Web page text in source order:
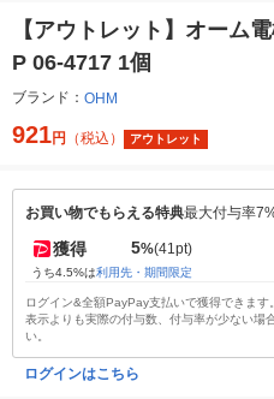
【アウトレット】オーム
P 06-4717 1個
ブランド： OHM
921円 （税込） アウトレット
お買い物でもらえる特典最大付与率
獲得 5%(41pt)
うち4.5%は利用先・期間限定
ログイン&全額PayPay支払いで獲得できます
表示よりも実際の付与数、付与率が少ない場
い。
ログインはこちら